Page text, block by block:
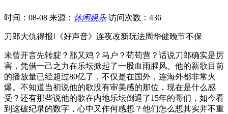
时间：08-08 来源： 休闲娱乐 访问次数：436
刀郎大仇得报!《好声音》连夜改新玩法周华健晚节不保
未曾开言先转腚？那又鸡？马户？苟苟营？话说刀郎确实是厉
害，凭借一己之力在乐坛掀起了一股血雨腥风。他的新歌目前
的播放量已经超过80亿了，不仅是在国外，连海外都非常火
爆。不知道当初说他的歌没有审美感的那位，现在是什么感
受？还有那些说他的歌在内地乐坛倒退了15年的哥们，如今看
到这破纪录的数字，心中又作何感想？他们怎么想其实并不重